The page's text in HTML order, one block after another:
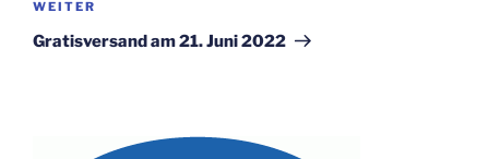
Nächster
Beitrag
WEITER
Gratisversand am 21. Juni 2022